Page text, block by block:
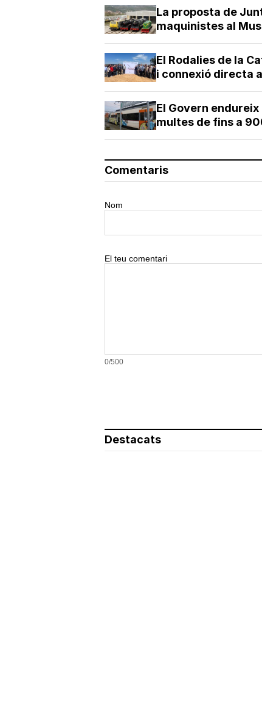
La proposta de
maquinistes al
El Rodalies de la
i connexió directa
El Govern
multes de fins a
Comentaris
Nom
El teu comentari
0/500
Destacats